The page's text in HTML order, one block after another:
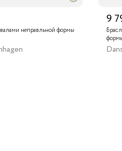
неправльной формы
9